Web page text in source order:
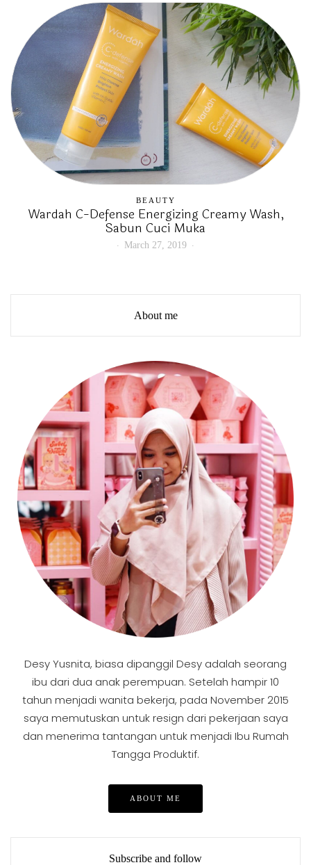
BEAUTY
Wardah C-Defense Energizing Creamy Wash,
Sabun Cuci Muka
March 27, 2019
About me
Desy Yusnita, biasa dipanggil Desy adalah seorang
ibu dari dua anak perempuan. Setelah hampir 10
tahun menjadi wanita bekerja, pada November 2015
saya memutuskan untuk resign dari pekerjaan saya
dan menerima tantangan untuk menjadi Ibu Rumah
Tangga Produktif.
ABOUT ME
Subscribe and follow